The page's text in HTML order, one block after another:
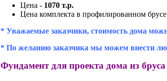
Цена - 1070 т.р.
Цена комплекта в профилированном
* Уважаемые заказчики, стоимость дома
* По желанию заказчика мы можем внести
Фундамент для проекта дома из